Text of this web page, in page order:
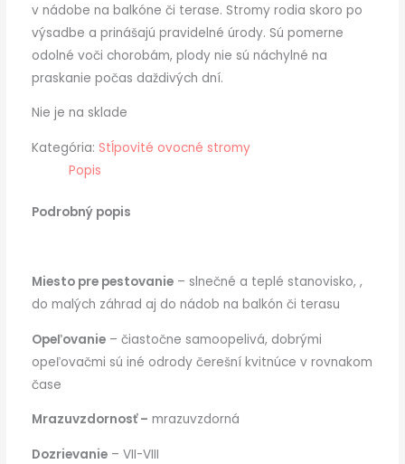
v nádobe na balkóne či terase. Stromy rodia skoro po
výsadbe a prinášajú pravidelné úrody. Sú pomerne
odolné voči chorobám, plody nie sú náchylné na
praskanie počas daždivých dní.
Nie je na sklade
Kategória: Stĺpovité ovocné stromy
Popis
Podrobný popis
Miesto pre pestovanie– slnečné a teplé stanovisko, ,
do malých záhrad aj do nádob na balkón či terasu
Opeľovanie– čiastočne samoopelivá, dobrými
opeľovačmi sú iné odrody čerešní kvitnúce v rovnakom
čase
Mrazuvzdornosť – mrazuvzdorná
Dozrievanie– VII-VIII